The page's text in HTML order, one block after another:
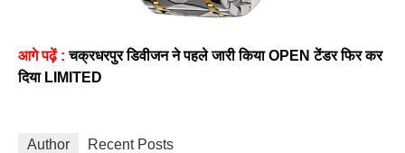
आगे पढ़ें : चक्रधरपुर डिवीजन ने पहले जारी किया OPEN टेंडर फिर कर
दिया LIMITED
Author Recent Posts